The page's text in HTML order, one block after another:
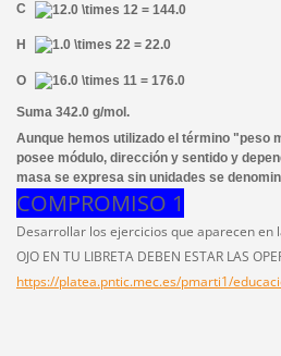
C
H
O
Suma 342.0 g/mol.
Aunque hemos utilizado el término "peso
posee módulo, dirección y sentido y
masa se expresa sin unidades se
COMPROMISO 1
Desarrollar los ejercicios que aparecen en
OJO EN TU LIBRETA DEBEN ESTAR LAS
https://platea.pntic.mec.es/pmarti1/